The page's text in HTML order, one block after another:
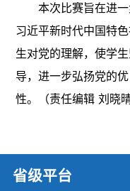
本次比赛旨在进一
习近平新时代中国特
生对党的理解，使学
导，进一步弘扬党的
性。（责任编辑 刘晓晴
省级平台